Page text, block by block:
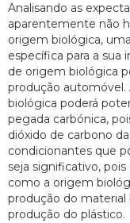
Analisando as
aparentemente não
origem biológica,
específica para a sua
de origem biológica
produção automóvel.
biológica poderá
pegada carbónica,
dióxido de carbono
condicionantes que
seja significativo,
como a origem
produção do material
produção do plástico.